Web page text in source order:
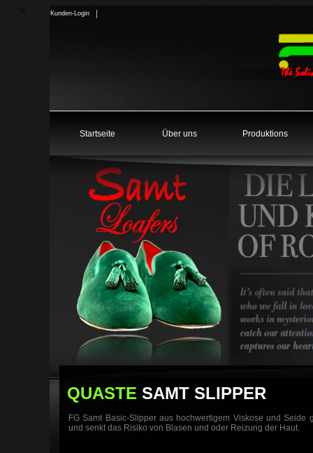
Kunden-Login
QUASTE SAMT SLIPPER
FG Samt Basic-Slipper aus hochwertigem Viskose und
und senkt das Risiko von Blasen und oder Reizung der Haut.
>
Startseite Über uns Produktions